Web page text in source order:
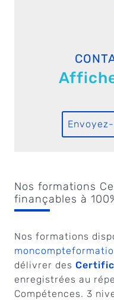
Nos formations
finançables à
Nos formations
délivrer des
enregistrées au
Compétences. 3